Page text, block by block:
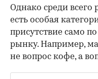
Однако среди всего
есть особая
присутствие само
рынку. Например,
не вопрос кофе, а